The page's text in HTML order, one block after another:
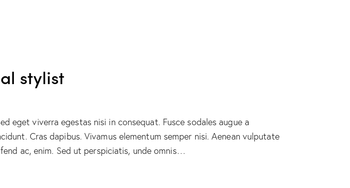
stylist
eget viverra egestas nisi in consequat. Fusce sodales augue a
Cras dapibus. Vivamus elementum semper nisi. Aenean vulputate
ac, enim. Sed ut perspiciatis, unde omnis…